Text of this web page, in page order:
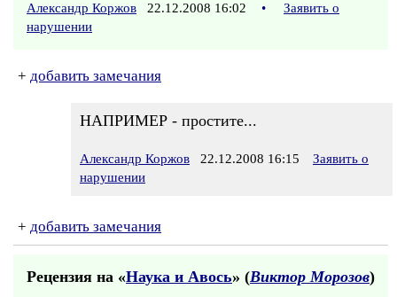
Александр Коржов 22.12.2008 16:02 •
Заявить о
нарушении
+ добавить замечания
НАПРИМЕР - простите...
Александр Коржов 22.12.2008 16:15
Заявить о
нарушении
+ добавить замечания
Рецензия на «Наука и Авось» (Виктор Морозов)